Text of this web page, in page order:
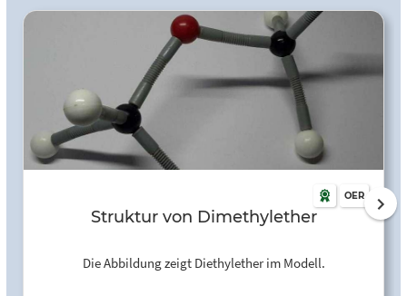
OER
Struktur von Dimethylether
Die Abbildung zeigt Diethylether im Modell.